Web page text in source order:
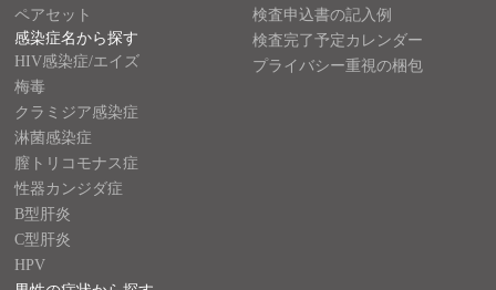
ペアセット
感染症名から探す
HIV感染症/エイズ
梅毒
クラミジア感染症
淋菌感染症
膣トリコモナス症
性器カンジダ症
B型肝炎
C型肝炎
HPV
検査申込書の記入例
検査完了予定カレンダー
プライバシー重視の梱包